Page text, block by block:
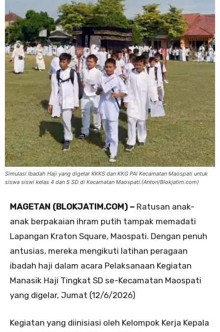
Simulasi Ibadah Haji yang digelar KKKS dan KKG PAI Kecamatan Maospati untuk
siswa siswi kelas 4 dan 5 SD di Kecamatan Maospati.(Anton/Blokjatim.com)
MAGETAN (BLOKJATIM.COM) – Ratusan anak-
anak berpakaian ihram putih tampak memadati
Lapangan Kraton Square, Maospati. Dengan penuh
antusias, mereka mengikuti latihan peragaan
ibadah haji dalam acara Pelaksanaan Kegiatan
Manasik Haji Tingkat SD se-Kecamatan Maospati
yang digelar, Jumat (12/6/2026)
Kegiatan yang diinisiasi oleh Kelompok Kerja Kepala